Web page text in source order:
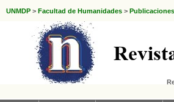
UNMDP > Facultad de Humanidades > Publicaciones